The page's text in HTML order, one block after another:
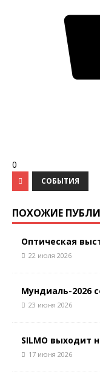
0
СОБЫТИЯ
ПОХОЖИЕ
Оптическая
22 июля 2026
Мундиаль-2026
23 июня 2026
SILMO выходит
17 июня 2026